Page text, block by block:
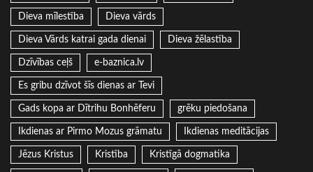
Dieva mīlestība Dieva vārds
Dieva Vārds katrai gada dienai Dieva žēlastība
Dzīvības ceļš e-baznica.lv
Es gribu dzīvot šīs dienas ar Tevi
Gads kopa ar Dītrihu Bonhēferu grēku piedošana
Ikdienas ar Pirmo Mozus grāmatu Ikdienas meditācijas
Jēzus Kristus Kristība Kristīgā dogmatika